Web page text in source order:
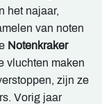
het najaar,
van noten
Notenkraker
vluchten maken
zijn ze
Vorig jaar